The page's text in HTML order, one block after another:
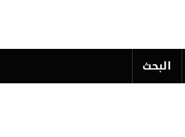
البحث